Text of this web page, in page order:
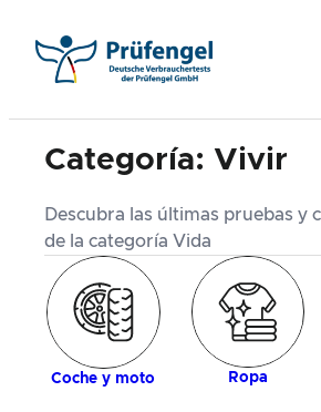
contenido
Categoría: Vivir
Descubra las últimas pruebas y
de la categoría Vida
Coche y moto Ropa